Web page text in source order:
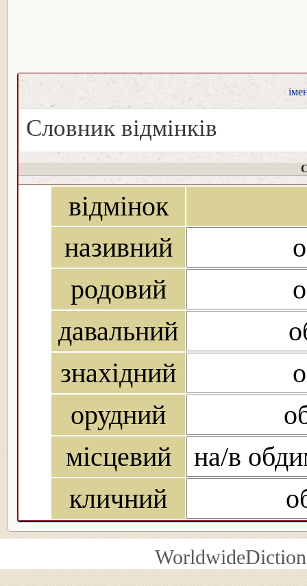
Словник відмінків
відмінок
називний
родовий
давальний
знахідний
орудний
місцевий
на/в
кличний